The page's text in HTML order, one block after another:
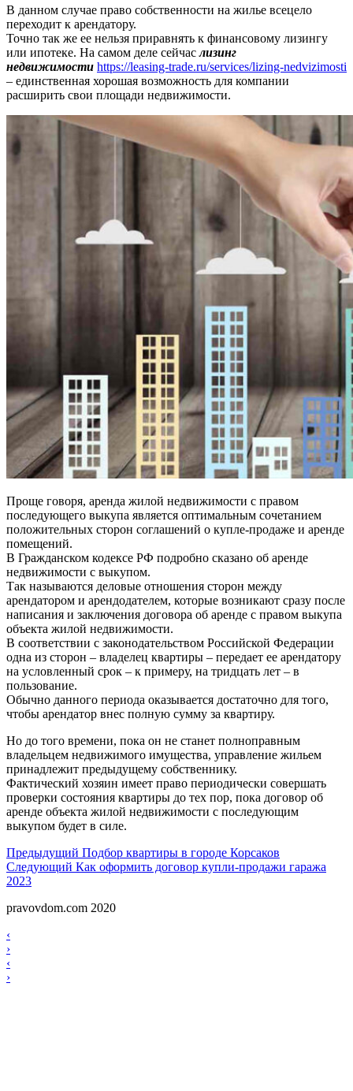
В данном случае право собственности на жилье всецело
переходит к арендатору.
Точно так же ее нельзя приравнять к финансовому лизингу
или ипотеке. На самом деле сейчаслизинг
недвижимости https://leasing-trade.ru/services/lizing-nedvizimosti
– единственная хорошая возможность для компании
расширить свои площади недвижимости.
Проще говоря, аренда жилой недвижимости с правом
последующего выкупа является оптимальным сочетанием
положительных сторон соглашений о купле-продаже и аренде
помещений.
В Гражданском кодексе РФ подробно сказано об аренде
недвижимости с выкупом.
Так называются деловые отношения сторон между
арендатором и арендодателем, которые возникают сразу после
написания и заключения договора об аренде с правом выкупа
объекта жилой недвижимости.
В соответствии с законодательством Российской Федерации
одна из сторон – владелец квартиры – передает ее арендатору
на условленный срок – к примеру, на тридцать лет – в
пользование.
Обычно данного периода оказывается достаточно для того,
чтобы арендатор внес полную сумму за квартиру.
Но до того времени, пока он не станет полноправным
владельцем недвижимого имущества, управление жильем
принадлежит предыдущему собственнику.
Фактический хозяин имеет право периодически совершать
проверки состояния квартиры до тех пор, пока договор об
аренде объекта жилой недвижимости с последующим
выкупом будет в силе.
Навигация
по
Предыдущий Предыдущий
Подбор квартиры в городе Корсаков
Следующий Следующий
Как оформить договор купли-продажи гаража
2023
pravovdom.com 2020
Scroll
Up
Навигация
по
записям
‹
›
Навигация
по
‹
›